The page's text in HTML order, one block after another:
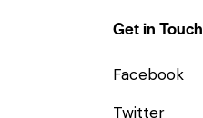
Get in Touch
Facebook
Twitter